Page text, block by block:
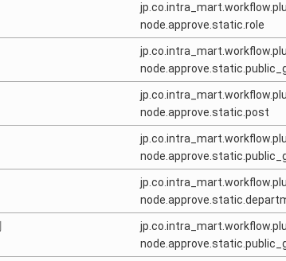
node.approve.static.role
node.approve.static.post